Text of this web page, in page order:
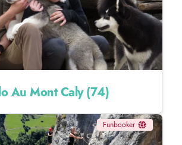
Au Mont Caly (74)
Funbooker